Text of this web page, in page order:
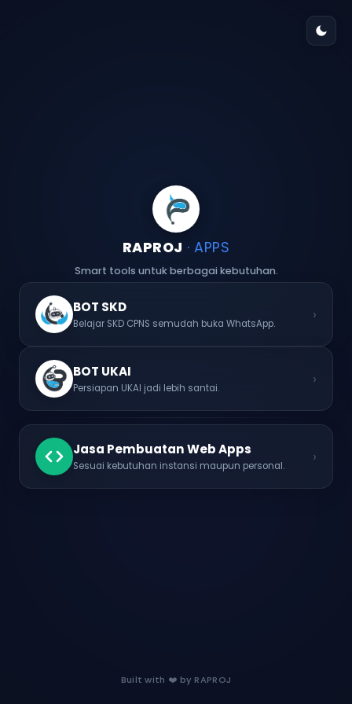
RAPROJ · APPS
Smart tools untuk berbagai kebutuhan.
BOT SKD
Belajar SKD CPNS semudah buka WhatsApp.
›
BOT UKAI
Persiapan UKAI jadi lebih santai.
›
Jasa Pembuatan Web Apps
Sesuai kebutuhan instansi maupun personal.
›
Built with ❤️ by RAPROJ